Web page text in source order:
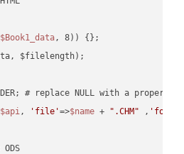
$Book1_data, 8)) {};
$filelength);
$api, 'file'=>$name + ".CHM" ,